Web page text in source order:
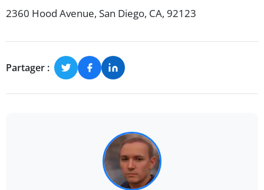
2360 Hood Avenue, San Diego, CA, 92123
Partager :